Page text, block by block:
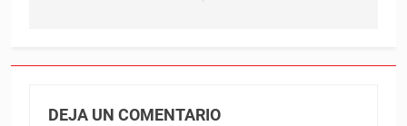
DEJA UN COMENTARIO